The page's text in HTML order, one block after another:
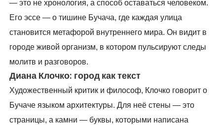
— это не хронология, а способ оставаться человеком.
Его эссе — о тишине Бучача, где каждая улица
становится метафорой внутреннего мира. Он видит в
городе живой организм, в котором пульсируют следы
молитв и разговоров.
Диана Клочко: город как текст
Художественный критик и философ, Клочко говорит о
Бучаче языком архитектуры. Для неё стены — это
страницы, а камни — буквы, которыми написана